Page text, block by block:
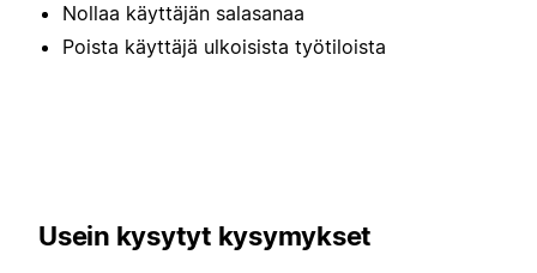
Nollaa käyttäjän salasanaa
Poista käyttäjä ulkoisista työtiloista
Usein kysytyt kysymykset